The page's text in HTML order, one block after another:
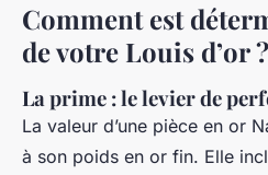
Comment est
de votre Louis d’or ?
La prime : le levier de
La valeur d’une pièce en or
à son poids en or fin. Elle